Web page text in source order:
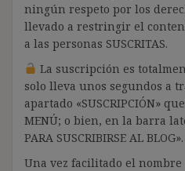
ningún respeto por los
llevado a restringir el
a las personas SUSCRITAS.
La suscripción es
solo lleva unos segundos a
apartado «SUSCRIPCIÓN»
MENÚ; o bien, en la barra
PARA SUSCRIBIRSE AL BLOG».
Una vez facilitado el